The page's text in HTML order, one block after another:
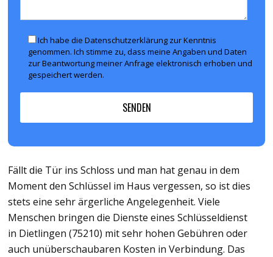
Ich habe die Datenschutzerklärung zur Kenntnis
genommen. Ich stimme zu, dass meine Angaben und Daten
zur Beantwortung meiner Anfrage elektronisch erhoben und
gespeichert werden.
Fällt die Tür ins Schloss und man hat genau in dem
Moment den Schlüssel im Haus vergessen, so ist dies
stets eine sehr ärgerliche Angelegenheit. Viele
Menschen bringen die Dienste eines Schlüsseldienst
in Dietlingen (75210) mit sehr hohen Gebühren oder
auch unüberschaubaren Kosten in Verbindung. Das